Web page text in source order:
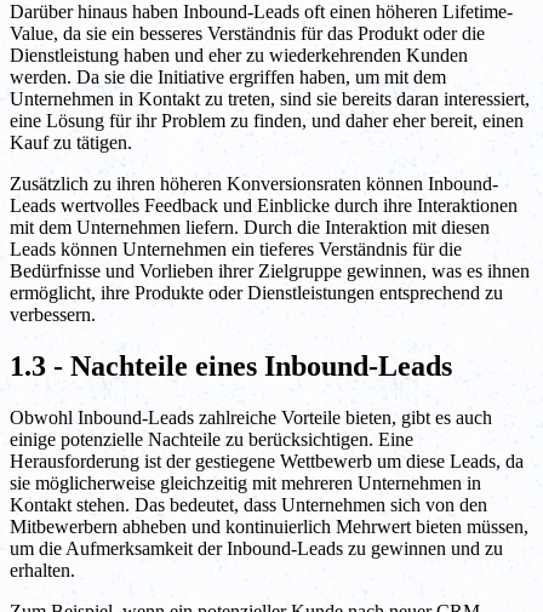
Darüber hinaus haben Inbound-Leads oft einen höheren Lifetime-
Value, da sie ein besseres Verständnis für das Produkt oder die
Dienstleistung haben und eher zu wiederkehrenden Kunden
werden. Da sie die Initiative ergriffen haben, um mit dem
Unternehmen in Kontakt zu treten, sind sie bereits daran interessiert,
eine Lösung für ihr Problem zu finden, und daher eher bereit, einen
Kauf zu tätigen.
Zusätzlich zu ihren höheren Konversionsraten können Inbound-
Leads wertvolles Feedback und Einblicke durch ihre Interaktionen
mit dem Unternehmen liefern. Durch die Interaktion mit diesen
Leads können Unternehmen ein tieferes Verständnis für die
Bedürfnisse und Vorlieben ihrer Zielgruppe gewinnen, was es ihnen
ermöglicht, ihre Produkte oder Dienstleistungen entsprechend zu
verbessern.
1.3 - Nachteile eines Inbound-Leads
Obwohl Inbound-Leads zahlreiche Vorteile bieten, gibt es auch
einige potenzielle Nachteile zu berücksichtigen. Eine
Herausforderung ist der gestiegene Wettbewerb um diese Leads, da
sie möglicherweise gleichzeitig mit mehreren Unternehmen in
Kontakt stehen. Das bedeutet, dass Unternehmen sich von den
Mitbewerbern abheben und kontinuierlich Mehrwert bieten müssen,
um die Aufmerksamkeit der Inbound-Leads zu gewinnen und zu
erhalten.